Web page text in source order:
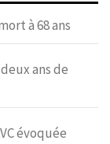
à 68 ans
ans de
évoquée